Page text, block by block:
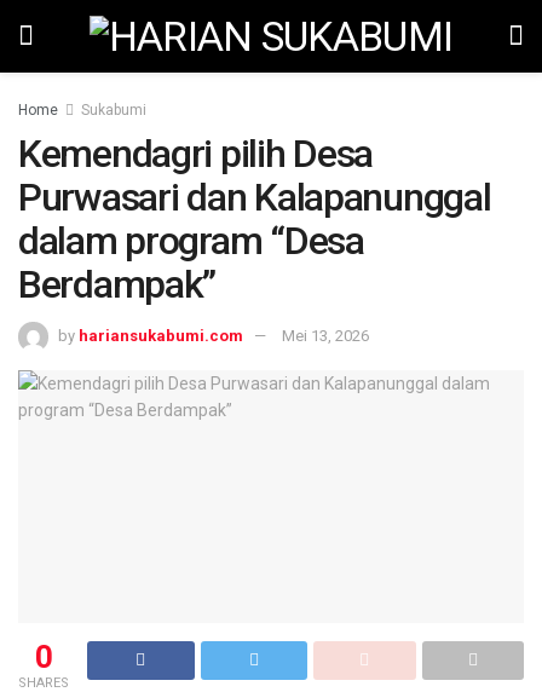
Home Sukabumi
Kemendagri pilih Desa
Purwasari dan Kalapanunggal
dalam program “Desa
Berdampak”
by hariansukabumi.com Mei 13, 2026
0
SHARES